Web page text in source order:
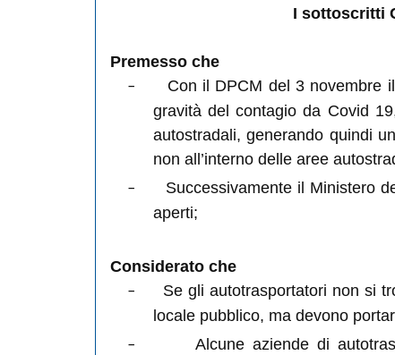
I sottoscritti
Premesso che
Con il DPCM del 3 novembre
gravità del contagio da Covid
autostradali, generando quindi
non all’interno delle aree
Successivamente il Ministero
aperti;
Considerato che
Se gli autotrasportatori non si
locale pubblico, ma devono
Alcune aziende di